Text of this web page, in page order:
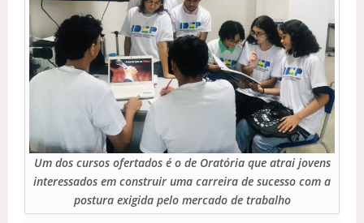
Um dos cursos ofertados é o de Oratória que atrai jovens
interessados em construir uma carreira de sucesso com a
postura exigida pelo mercado de trabalho